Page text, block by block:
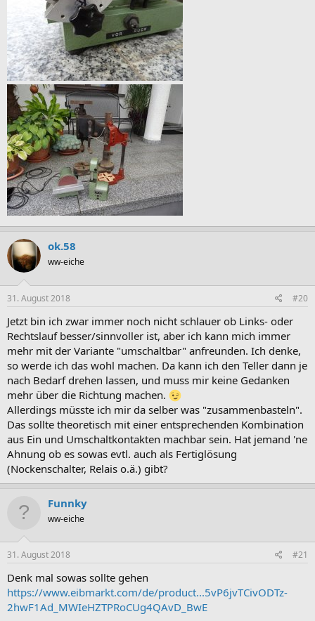
ok.58
ww-eiche
31. August 2018 #20
Jetzt bin ich zwar immer noch nicht schlauer ob Links- oder
Rechtslauf besser/sinnvoller ist, aber ich kann mich immer
mehr mit der Variante "umschaltbar" anfreunden. Ich denke,
so werde ich das wohl machen. Da kann ich den Teller dann je
nach Bedarf drehen lassen, und muss mir keine Gedanken
mehr über die Richtung machen.
Allerdings müsste ich mir da selber was "zusammenbasteln".
Das sollte theoretisch mit einer entsprechenden Kombination
aus Ein und Umschaltkontakten machbar sein. Hat jemand 'ne
Ahnung ob es sowas evtl. auch als Fertiglösung
(Nockenschalter, Relais o.ä.) gibt?
Funnky
ww-eiche
31. August 2018 #21
Denk mal sowas sollte gehen
https://www.eibmarkt.com/de/product...5vP6jvTCivODTz-
2hwF1Ad_MWIeHZTPRoCUg4QAvD_BwE